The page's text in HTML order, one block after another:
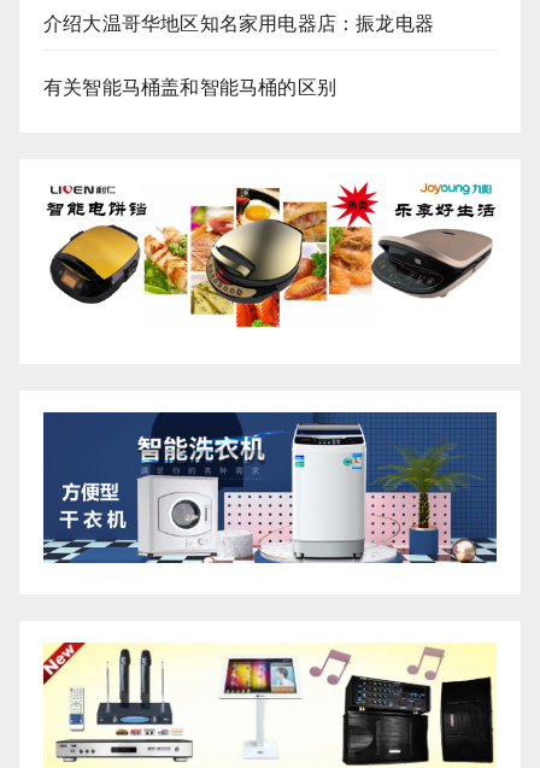
介绍大温哥华地区知名家用电器店：振龙电器
有关智能马桶盖和智能马桶的区别